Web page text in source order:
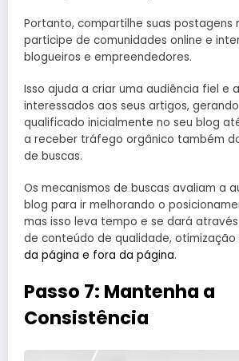
Portanto, compartilhe suas postagens
participe de comunidades online e
blogueiros e empreendedores.
Isso ajuda a criar uma audiência fiel e
interessados aos seus artigos,
qualificado inicialmente no seu blog
a receber tráfego orgânico também
de buscas.
Os mecanismos de buscas avaliam a
blog para ir melhorando o
mas isso leva tempo e se dará
de conteúdo de qualidade, otimização
da página e fora da página.
Passo 7: Mantenha a
Consistência